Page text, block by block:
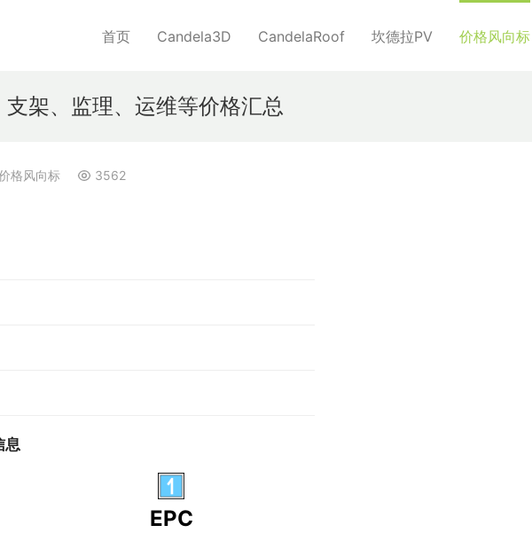
首页 Candela3D CandelaRoof 坎德拉PV 价格风向标
架、监理、运维等价格汇总
格风向标 3562
息
EPC